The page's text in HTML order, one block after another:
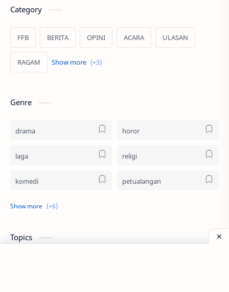
Category
FFB BERITA OPINI ACARA ULASAN
RAGAM PUISI PROFIL
Genre
drama horor
laga religi
komedi petualangan
thriller
Topics